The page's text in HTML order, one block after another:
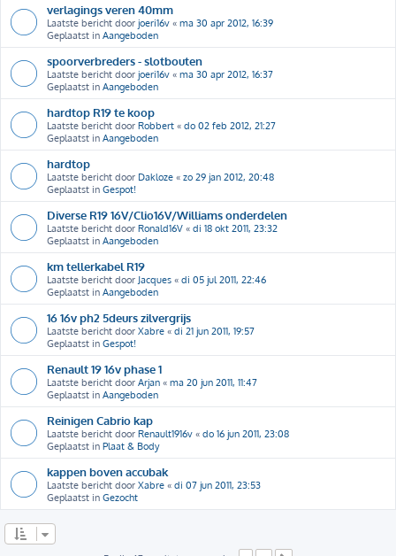
verlagings veren 40mm
Laatste bericht door joeri16v « ma 30 apr 2012, 16:39
Geplaatst in Aangeboden
spoorverbreders - slotbouten
Laatste bericht door joeri16v « ma 30 apr 2012, 16:37
Geplaatst in Aangeboden
hardtop R19 te koop
Laatste bericht door Robbert « do 02 feb 2012, 21:27
Geplaatst in Aangeboden
hardtop
Laatste bericht door Dakloze « zo 29 jan 2012, 20:48
Geplaatst in Gespot!
Diverse R19 16V/Clio16V/Williams onderdelen
Laatste bericht door Ronald16V « di 18 okt 2011, 23:32
Geplaatst in Aangeboden
km tellerkabel R19
Laatste bericht door Jacques « di 05 jul 2011, 22:46
Geplaatst in Aangeboden
16 16v ph2 5deurs zilvergrijs
Laatste bericht door Xabre « di 21 jun 2011, 19:57
Geplaatst in Gespot!
Renault 19 16v phase 1
Laatste bericht door Arjan « ma 20 jun 2011, 11:47
Geplaatst in Aangeboden
Reinigen Cabrio kap
Laatste bericht door Renault1916v « do 16 jun 2011, 23:08
Geplaatst in Plaat & Body
kappen boven accubak
Laatste bericht door Xabre « di 07 jun 2011, 23:53
Geplaatst in Gezocht